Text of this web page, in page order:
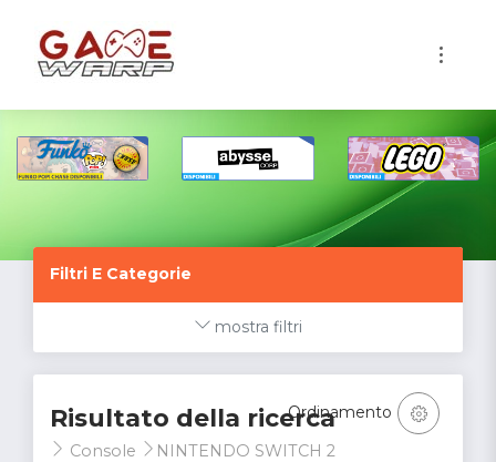
Filtri E Categorie
mostra filtri
Risultato della ricerca
Console NINTENDO SWITCH 2
Ordinamento